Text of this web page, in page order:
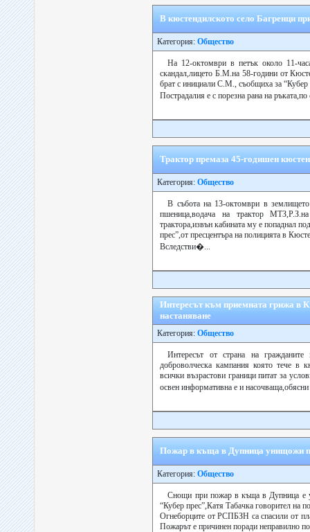
В кюстендилското село Багренци
Категория: Общество
На 12-октомври в петък около 11-
скандал,лицето Б.М.на 58-години от
брат с инициали С.М., съобщиха за “Кубер
Пострадалия е с порезна рана на
Трактор премаза 45-годишен
Категория: Общество
В събота на 13-октомври в
пшеница,водача на трактор
трактора,извън кабината му е попаднал
прес”,от пресцентъра на полицията в
Вследстви�...
Интересът към приемната грижа в
настаняване
Категория: Общество
Интересът от страна на
доброволческа кампания която тече в
всички възрастови граници питат за
освен информативна е и
Пожар в къща в Дупница унищожи
Категория: Общество
Снощи при пожар в къща в Дупница е
“Кубер прес”,Катя Табачка говорител на
Огнеборците от РСПБЗН са спасили от
Пожарът е причинен поради неправилно